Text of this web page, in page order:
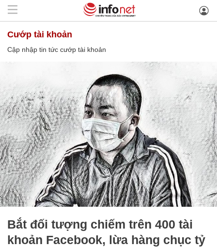
cướp tài khoản
Cập nhập tin tức cướp tài khoản
Bắt đối tượng chiếm trên 400 tài
khoản Facebook, lừa hàng chục tỷ